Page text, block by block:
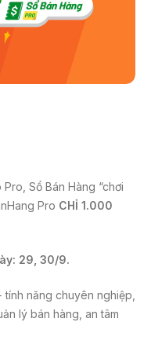
Sổ Bán Hàng “chơi
Pro CHỈ 1.000
29, 30/9.
năng chuyên nghiệp,
lý bán hàng, an tâm